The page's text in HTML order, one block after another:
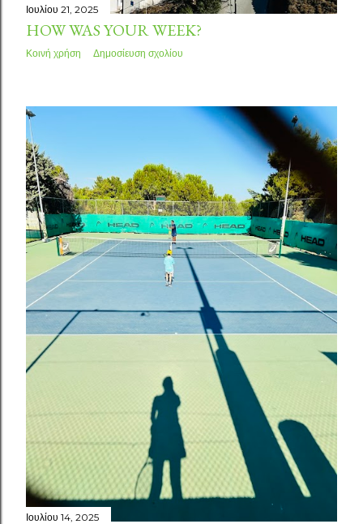
Ιουλίου 21, 2025
HOW WAS YOUR WEEK?
Κοινή χρήση Δημοσίευση σχολίου
Ιουλίου 14, 2025